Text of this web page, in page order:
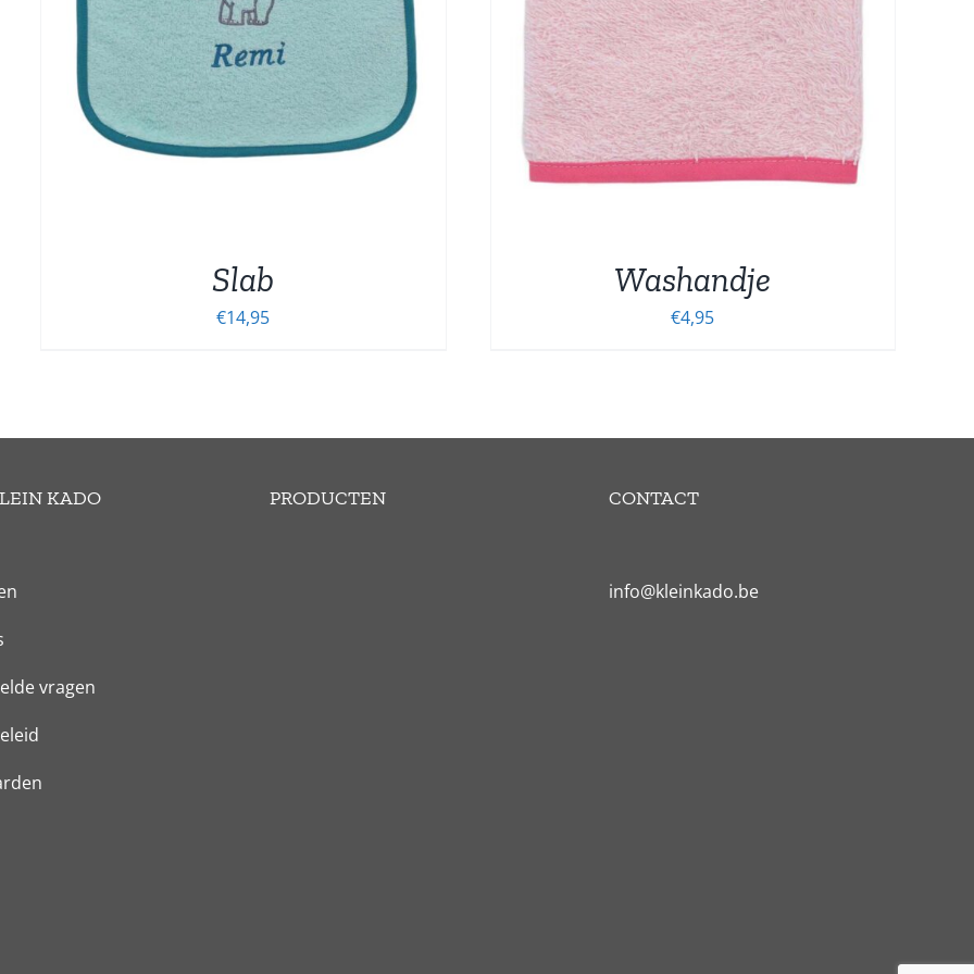
Slab
€14,95
MEERDERE
VARIATIES.
DEZE
OPTIE
KAN
GEKOZEN
WORDEN
Washandje
€4,95
KADO
vragen
PRODUCTEN CONTACT
info@kleinkado.be